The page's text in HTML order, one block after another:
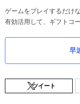
ゲームをプレイするだけ
有効活用して、ギフトコ
早
ツイート